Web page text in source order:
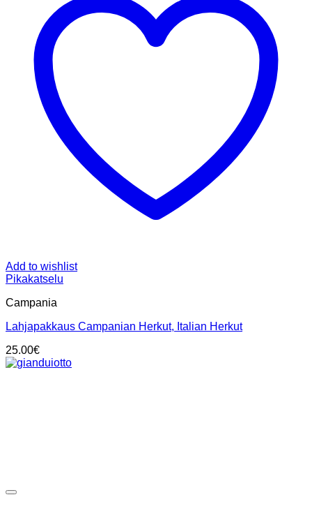
Add to wishlist
Pikakatselu
Campania
Lahjapakkaus Campanian Herkut, Italian Herkut
25.00€